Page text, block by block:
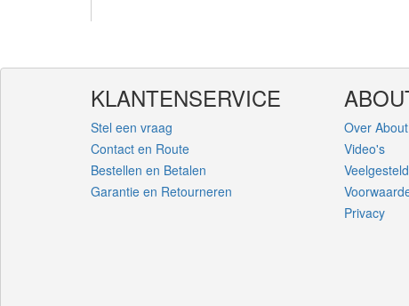
KLANTENSERVICE
Stel een vraag
Contact en Route
Bestellen en Betalen
Garantie en Retourneren
Over
Video's
Privacy